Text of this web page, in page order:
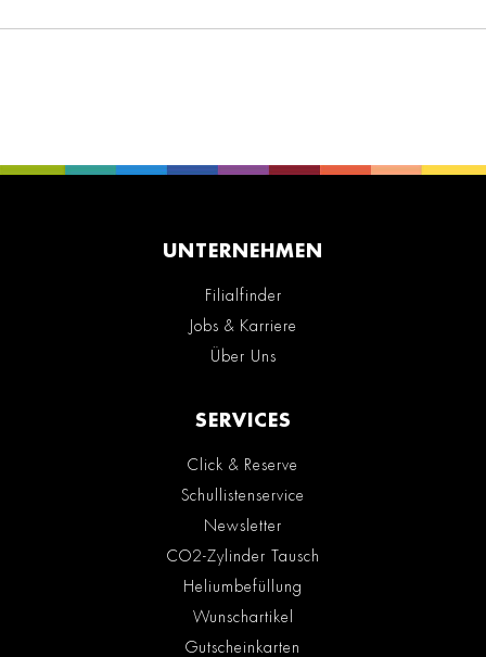
UNTERNEHMEN
Filialfinder
Jobs & Karriere
Über Uns
SERVICES
Click & Reserve
Schullistenservice
Newsletter
CO2-Zylinder Tausch
Heliumbefüllung
Wunschartikel
Gutscheinkarten